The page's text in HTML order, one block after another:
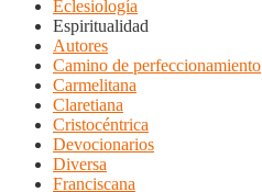
Eclesiología
Espiritualidad
Autores
Camino de perfeccionamiento
Carmelitana
Claretiana
Cristocéntrica
Devocionarios
Diversa
Franciscana